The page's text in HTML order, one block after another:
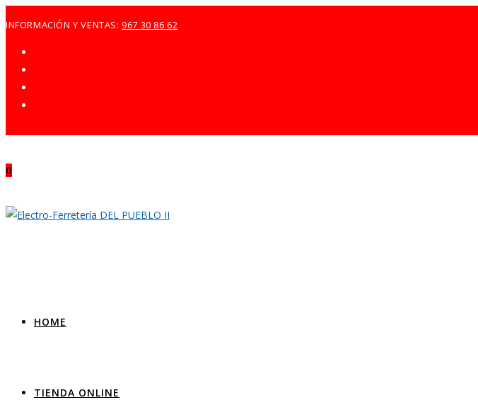
al
contenido
INFORMACIÓN Y VENTAS:967 30 86 62
0
HOME
TIENDA ONLINE